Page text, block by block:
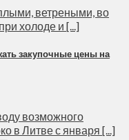
ветреными, во
холоде и [...]
закупочные цены на
возможного
в Литве с января [...]